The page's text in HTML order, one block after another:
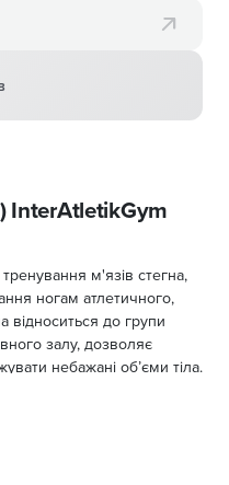
InterAtletikGym
м'язів стегна,
ногам атлетичного,
відноситься до групи
залу, дозволяє
небажані об’єми тіла.
обмежується тільки